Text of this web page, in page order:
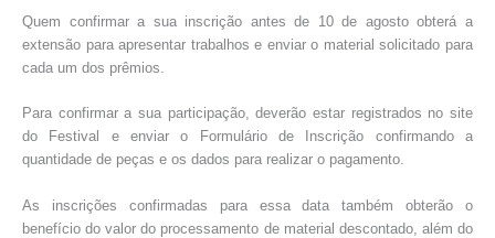
Quem confirmar a sua inscrição antes de 10 de agosto obterá a
extensão para apresentar trabalhos e enviar o material solicitado para
cada um dos prêmios.
Para confirmar a sua participação, deverão estar registrados no site
do Festival e enviar o Formulário de Inscrição confirmando a
quantidade de peças e os dados para realizar o pagamento.
As inscrições confirmadas para essa data também obterão o
benefício do valor do processamento de material descontado, além do